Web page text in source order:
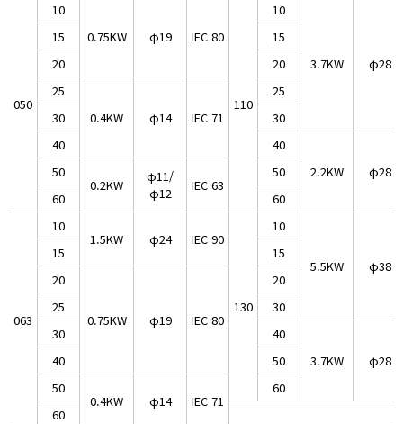
050
10
0.75KW
φ19 IEC 80
110
10
3.7KW φ28
15
15
20
20
25
0.4KW
φ14 IEC 71
25
30
30
40
40
2.2KW
φ28
50
0.2KW
φ11/
φ12
IEC 63
50
60
60
063
10
1.5KW φ24 IEC 90
130
10
5.5KW φ38
15
15
20
0.75KW φ19 IEC 80
20
25
30
30
40
3.7KW
φ28
40
50
50
0.4KW φ14 IEC 71
60
60